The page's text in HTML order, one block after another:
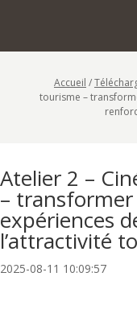
Accueil /
tourisme –
Atelier 2 –
– transformer
expériences
l’attractivité
2025-08-11 10:09:57